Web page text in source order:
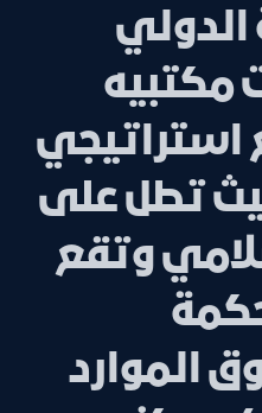
الدولي
مكتبيه
استراتيجي
تطل على
وتقع
الموارد